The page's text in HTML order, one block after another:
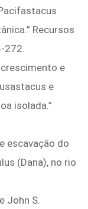
Recursos
crescimento e
e
isolada.”
escavação do
(Dana), no rio
John S.